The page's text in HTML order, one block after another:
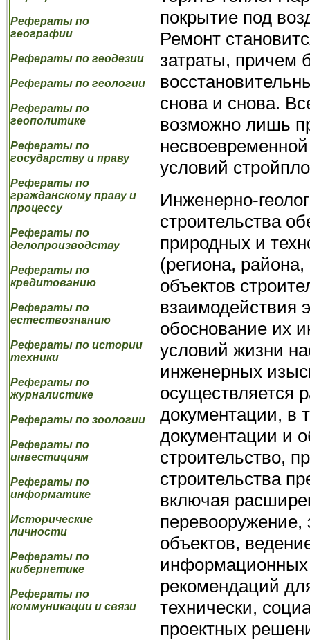
Рефераты по
географии
Рефераты по геодезии
Рефераты по геологии
Рефераты по
геополитике
Рефераты по
государству и праву
Рефераты по
гражданскому праву и
процессу
Рефераты по
делопроизводству
Рефераты по
кредитованию
Рефераты по
естествознанию
Рефераты по истории
техники
Рефераты по
журналистике
Рефераты по зоологии
Рефераты по
инвестициям
Рефераты по
информатике
Исторические
личности
Рефераты по
кибернетике
Рефераты по
коммуникации и связи
покрытие под
Ремонт
затраты, причем
снова и снова.
возможно лишь
условий
Инженерно-
строительства
природных и
(региона,
объектов
взаимодействия
обоснование их
условий жизни
инженерных
осуществляется
документации, в
документации и
строительство,
строительства
включая
объектов,
информационных
рекомендаций
технически,
проектных